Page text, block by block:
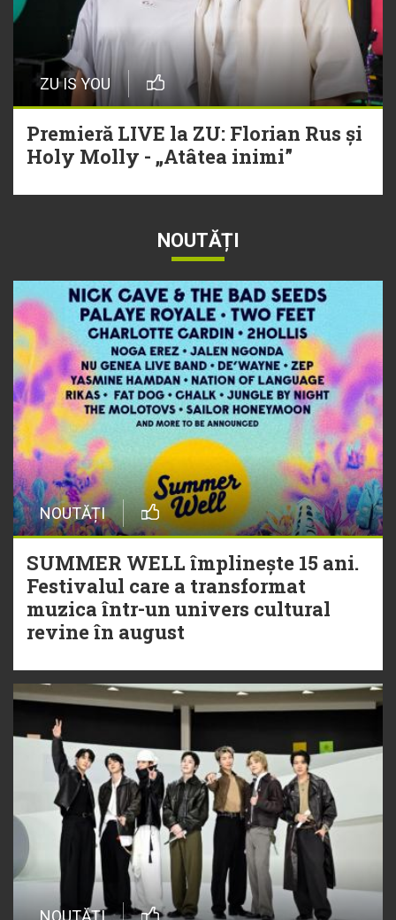
ZU IS YOU
Premieră LIVE la ZU: Florian Rus și
Holy Molly - „Atâtea inimi”
NOUTĂȚI
NOUTĂȚI
SUMMER WELL împlinește 15 ani.
Festivalul care a transformat
muzica într-un univers cultural
revine în august
NOUTĂȚI